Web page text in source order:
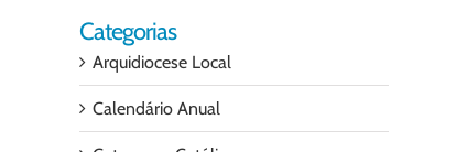
Categorias
Arquidiocese Local
Calendário Anual